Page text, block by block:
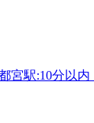
宮駅:10分以内